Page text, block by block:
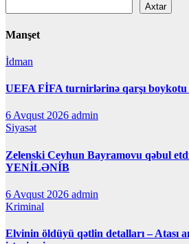
Axtar
Manşet
İdman
UEFA FİFA turnirlərinə qarşı boykotu
6 Avqust 2026 admin
Siyasət
Zelenski Ceyhun Bayramovu qəbul
YENİLƏNİB
6 Avqust 2026 admin
Kriminal
Elvinin öldüyü qətlin detalları – Atası